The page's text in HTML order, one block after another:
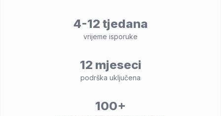
4-12 tjedana
vrijeme isporuke
12 mjeseci
podrška uključena
100+